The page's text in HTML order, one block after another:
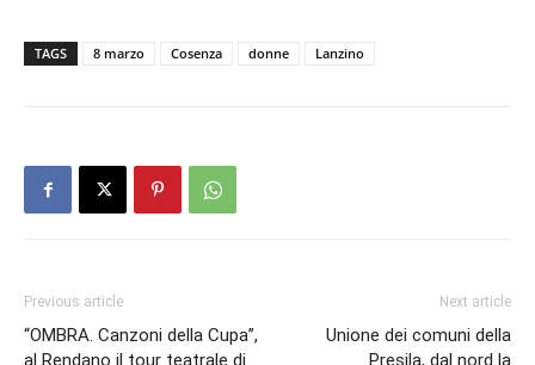
TAGS 8 marzo Cosenza donne Lanzino
Previous article
“OMBRA. Canzoni della Cupa”,
al Rendano il tour teatrale di
Next article
Unione dei comuni della
Presila, dal nord la